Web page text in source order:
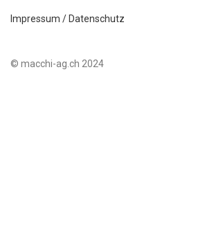
Impressum / Datenschutz
© macchi-ag.ch 2024